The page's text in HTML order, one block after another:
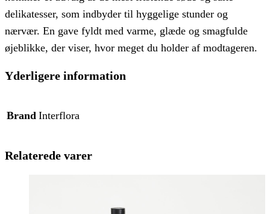
delikatesser, som indbyder til hyggelige stunder og
nærvær. En gave fyldt med varme, glæde og smagfulde
øjeblikke, der viser, hvor meget du holder af modtageren.
Yderligere information
Brand Interflora
Relaterede varer